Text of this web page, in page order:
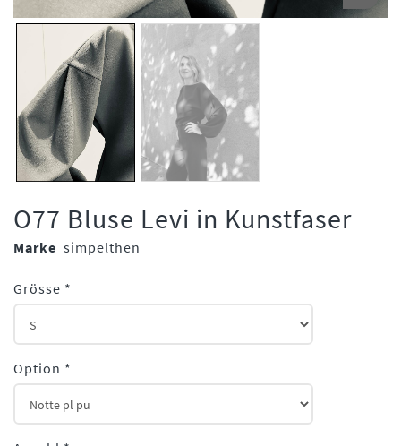
O77 Bluse Levi in Kunstfaser
Marke simpelthen
Grösse *
Option *